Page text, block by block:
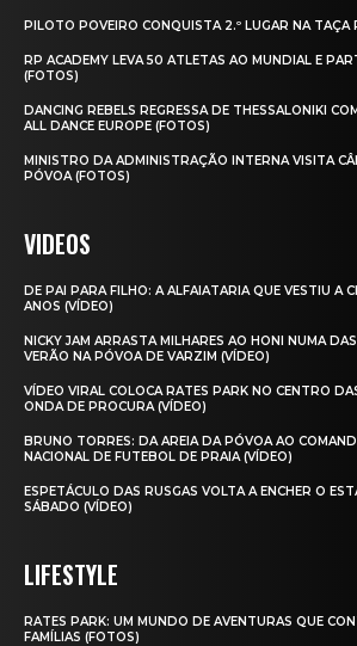
PILOTO POVEIRO CONQUISTA 2.º LUGAR NA TAÇA
RP ACADEMY LEVA 50 ATLETAS AO MUNDIAL E
(FOTOS)
DANCING REBELS REGRESSA DE THESSALONIKI
ALL DANCE EUROPE (FOTOS)
MINISTRO DA ADMINISTRAÇÃO INTERNA VISITA
PÓVOA (FOTOS)
VIDEOS
DE PAI PARA FILHO: A ALFAIATARIA QUE VESTIU A
ANOS (VÍDEO)
NICKY JAM ARRASTA MILHARES AO HONI NUMA
VERÃO NA PÓVOA DE VARZIM (VÍDEO)
VÍDEO VIRAL COLOCA RATES PARK NO CENTRO
ONDA DE PROCURA (VÍDEO)
BRUNO TORRES: DA AREIA DA PÓVOA AO
NACIONAL DE FUTEBOL DE PRAIA (VÍDEO)
ESPETÁCULO DAS RUSGAS VOLTA A ENCHER O
SÁBADO (VÍDEO)
LIFESTYLE
RATES PARK: UM MUNDO DE AVENTURAS QUE
FAMÍLIAS (FOTOS)